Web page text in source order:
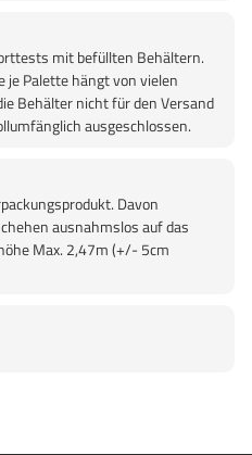
mit befüllten Behältern.
je Palette hängt von vielen
Behälter nicht für den Versand
ausgeschlossen.
Davon
ausnahmslos auf das
Max. 2,47m (+/- 5cm